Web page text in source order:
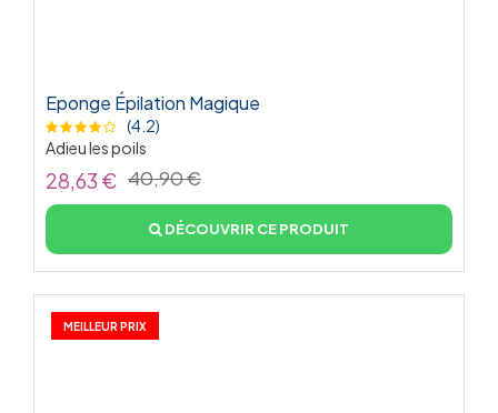
Eponge Épilation Magique
(4.2)
Adieu les poils
28,63 € 40,90 €
DÉCOUVRIR CE PRODUIT
MEILLEUR PRIX